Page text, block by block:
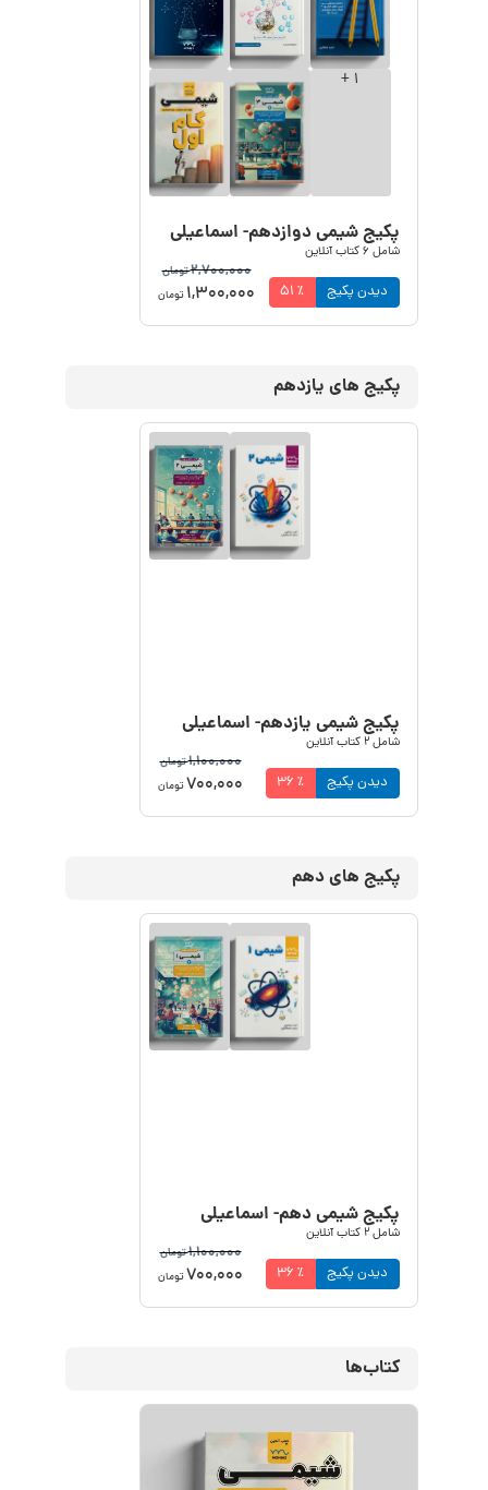
+ 1
پکیج شیمی دوازدهم- اسماعیلی
شامل 6کتاب آنلاین
51 ٪ دیدن پکیج
2,700,000تومان
1,300,000 تومان
پکیج های یازدهم
پکیج شیمی یازدهم- اسماعیلی
شامل2کتاب آنلاین
36 ٪ دیدن پکیج
1,100,000تومان
700,000تومان
پکیج های دهم
پکیج شیمی دهم- اسماعیلی
شامل2کتاب آنلاین
36 ٪ دیدن پکیج
1,100,000تومان
700,000تومان
کتاب‌ها